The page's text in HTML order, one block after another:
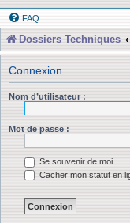
FAQ
Dossiers Techniques
Connexion
Nom d’utilisateur :
Mot de passe :
Se souvenir de moi
Cacher mon statut en